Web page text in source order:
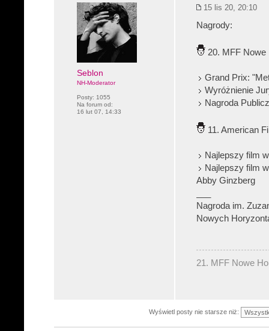
Seblon
NH-Moderator
Posty: 1055
Na forum od:
16 lut 07, 14:33
15 lis 20, 20:10
Nagrody:
20. MFF Nowe
Grand Prix:
Wyróżnienie
Nagroda
11. American
Najlepszy film
Najlepszy film
Abby Ginzberg
Nagroda im.
Nowych
21. MFF Nowe
Wyświetl posty nie starsze niż: